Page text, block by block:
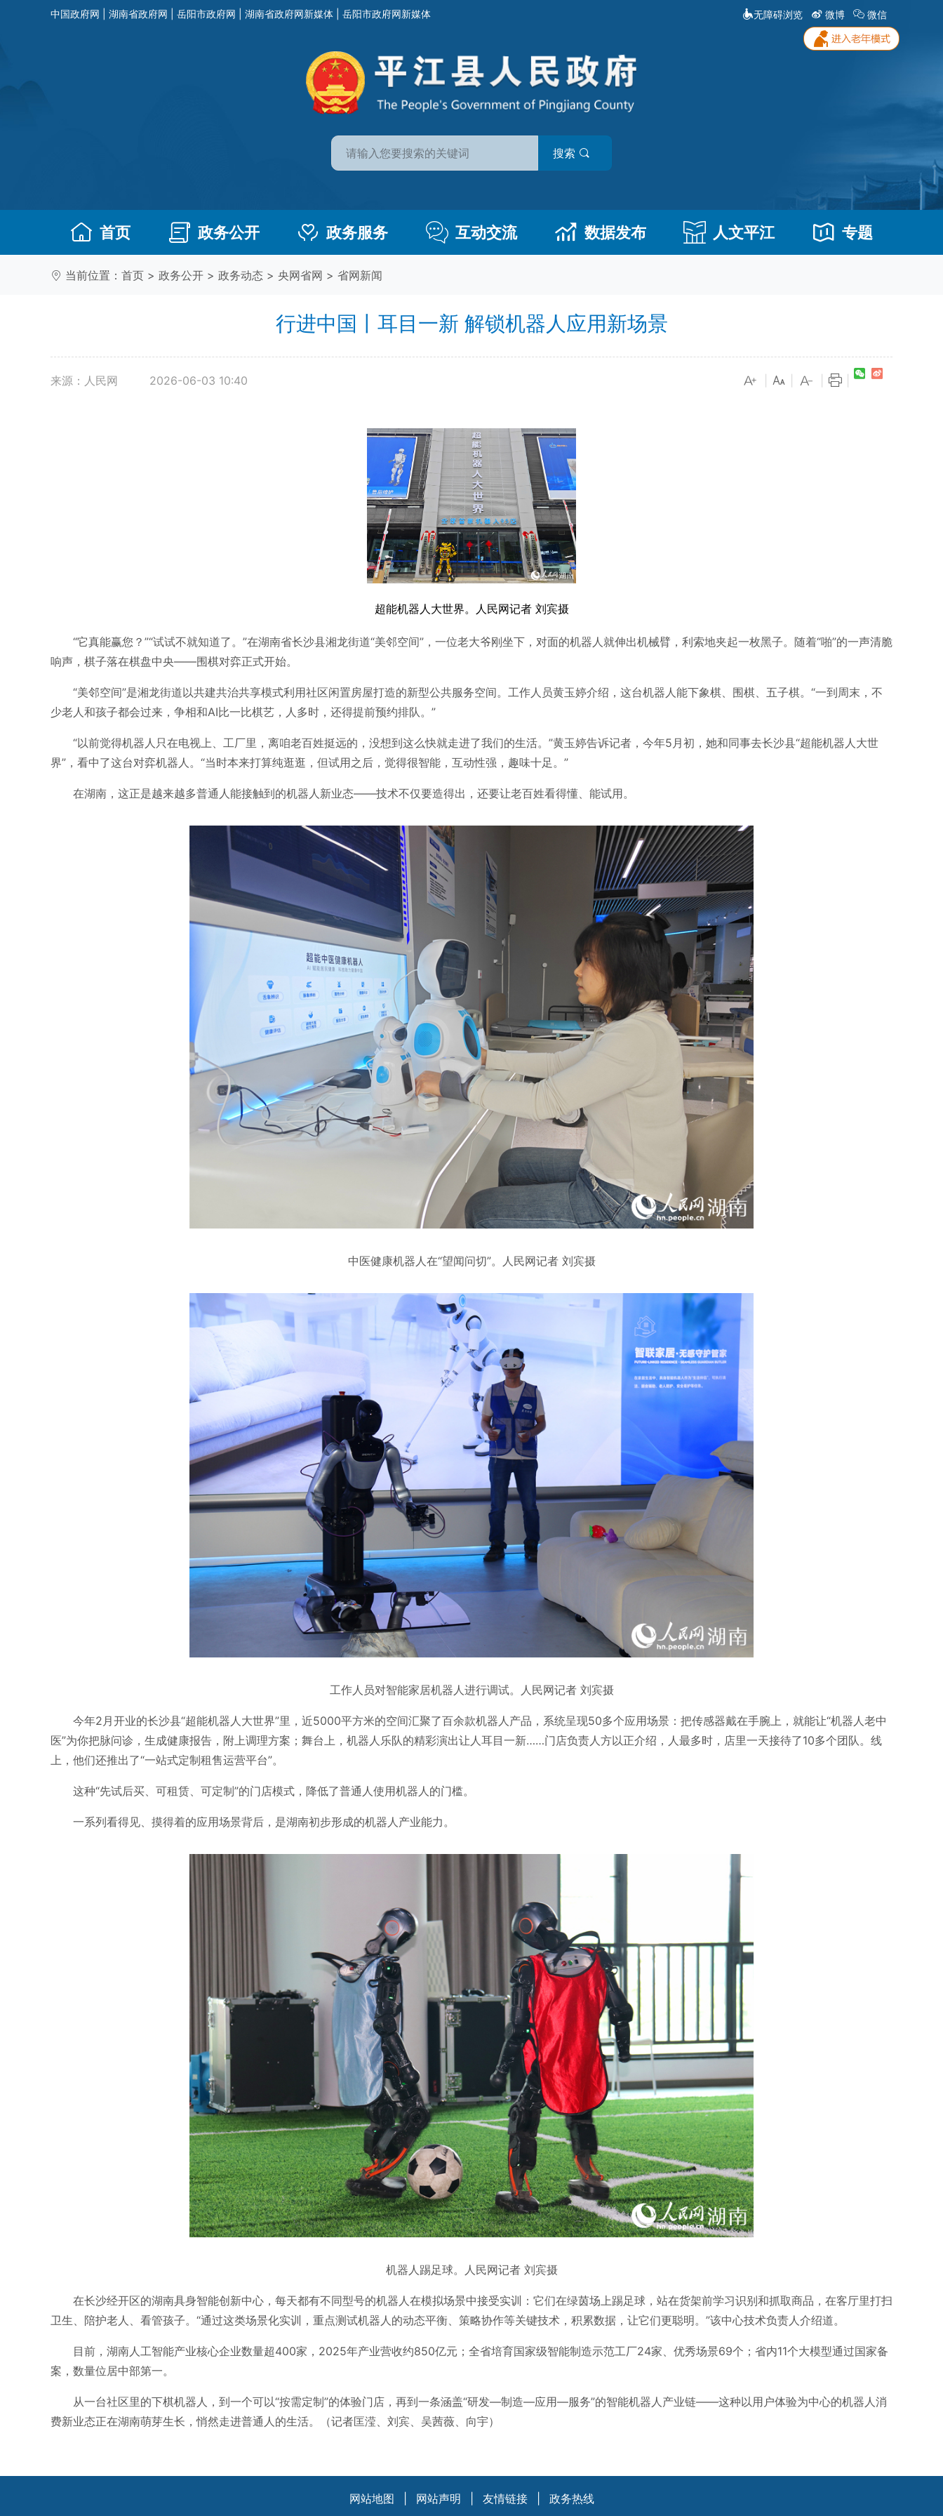
中国政府网 湖南省政府网 岳阳市政府网 湖南省政府网新媒体 岳阳市政府网新媒体 无障碍浏览 微博 微信
搜索
首页 政务公开 政务服务 互动交流 数据发布 人文平江 专题
当前位置： 首页 > 政务公开 > 政务动态 > 央网省网 > 省网新闻
行进中国丨耳目一新 解锁机器人应用新场景
来源：人民网 2026-06-03 10:40
超能机器人大世界。人民网记者 刘宾摄
“它真能赢您？”“试试不就知道了。”在湖南省长沙县湘龙街道“美邻空间”，一位老大爷刚坐下，对面的机器人就伸出机械臂，利索地夹起一枚黑子。随着“啪”的一声清脆
响声，棋子落在棋盘中央——围棋对弈正式开始。
“美邻空间”是湘龙街道以共建共治共享模式利用社区闲置房屋打造的新型公共服务空间。工作人员黄玉婷介绍，这台机器人能下象棋、围棋、五子棋。“一到周末，不
少老人和孩子都会过来，争相和AI比一比棋艺，人多时，还得提前预约排队。”
“以前觉得机器人只在电视上、工厂里，离咱老百姓挺远的，没想到这么快就走进了我们的生活。”黄玉婷告诉记者，今年5月初，她和同事去长沙县“超能机器人大世
界”，看中了这台对弈机器人。“当时本来打算纯逛逛，但试用之后，觉得很智能，互动性强，趣味十足。”
在湖南，这正是越来越多普通人能接触到的机器人新业态——技术不仅要造得出，还要让老百姓看得懂、能试用。
中医健康机器人在“望闻问切”。人民网记者 刘宾摄
工作人员对智能家居机器人进行调试。人民网记者 刘宾摄
今年2月开业的长沙县“超能机器人大世界”里，近5000平方米的空间汇聚了百余款机器人产品，系统呈现50多个应用场景：把传感器戴在手腕上，就能让“机器人老中
医”为你把脉问诊，生成健康报告，附上调理方案；舞台上，机器人乐队的精彩演出让人耳目一新……门店负责人方以正介绍，人最多时，店里一天接待了10多个团队。线
上，他们还推出了“一站式定制租售运营平台”。
这种“先试后买、可租赁、可定制”的门店模式，降低了普通人使用机器人的门槛。
一系列看得见、摸得着的应用场景背后，是湖南初步形成的机器人产业能力。
机器人踢足球。人民网记者 刘宾摄
在长沙经开区的湖南具身智能创新中心，每天都有不同型号的机器人在模拟场景中接受实训：它们在绿茵场上踢足球，站在货架前学习识别和抓取商品，在客厅里打扫
卫生、陪护老人、看管孩子。“通过这类场景化实训，重点测试机器人的动态平衡、策略协作等关键技术，积累数据，让它们更聪明。”该中心技术负责人介绍道。
目前，湖南人工智能产业核心企业数量超400家，2025年产业营收约850亿元；全省培育国家级智能制造示范工厂24家、优秀场景69个；省内11个大模型通过国家备
案，数量位居中部第一。
从一台社区里的下棋机器人，到一个可以“按需定制”的体验门店，再到一条涵盖“研发—制造—应用—服务”的智能机器人产业链——这种以用户体验为中心的机器人消
费新业态正在湖南萌芽生长，悄然走进普通人的生活。（记者匡滢、刘宾、吴茜薇、向宇）
网站地图 网站声明 友情链接 政务热线